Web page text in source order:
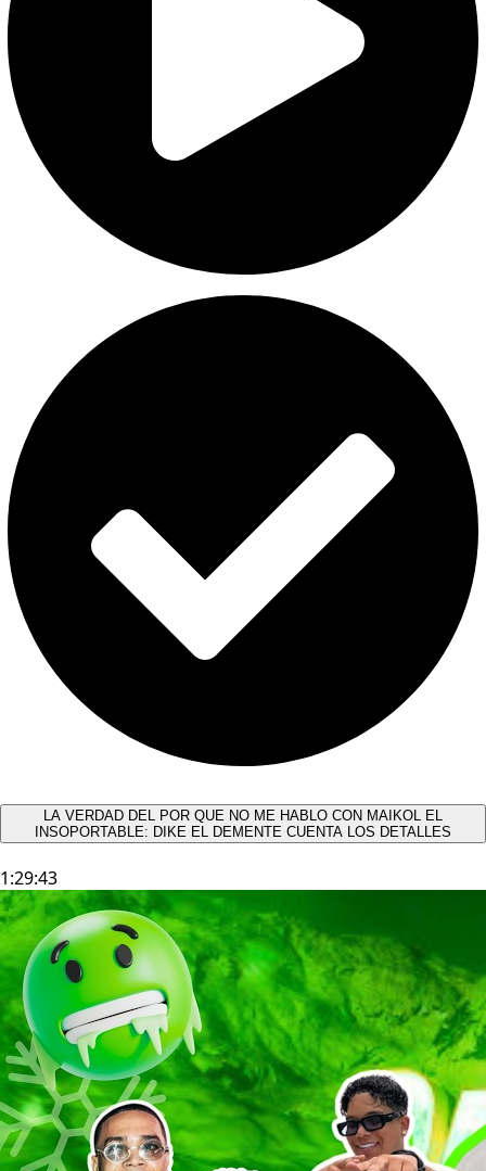
LA VERDAD DEL POR QUE NO ME HABLO CON MAIKOL EL
INSOPORTABLE: DIKE EL DEMENTE CUENTA LOS DETALLES
1:29:43